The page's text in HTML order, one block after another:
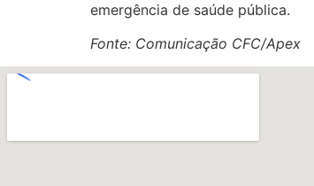
emergência de saúde pública.
Fonte: Comunicação CFC/Apex